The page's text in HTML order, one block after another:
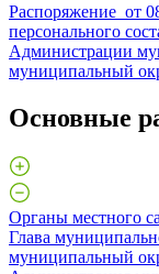
Распоряжение от
персонального
Администрации
муниципальный
Основные
Органы местного
Глава
муниципальный